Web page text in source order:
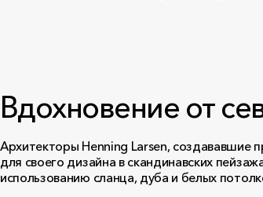
Вдохновение от
Архитекторы Henning Larsen, создававшие
для своего дизайна в скандинавских
использованию сланца, дуба и белых